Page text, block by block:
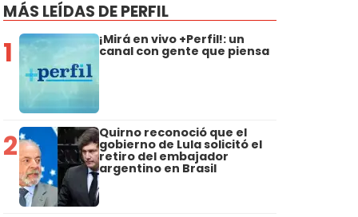
MÁS LEÍDAS DE PERFIL
1 ¡Mirá en vivo +Perfil!: un
canal con gente que piensa
2 Quirno reconoció que el
gobierno de Lula solicitó el
retiro del embajador
argentino en Brasil